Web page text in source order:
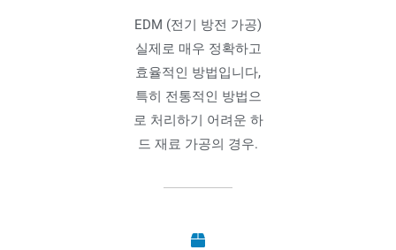
EDM (전기 방전 가공)
실제로 매우 정확하고
효율적인 방법입니다,
특히 전통적인 방법으
로 처리하기 어려운 하
드 재료 가공의 경우.